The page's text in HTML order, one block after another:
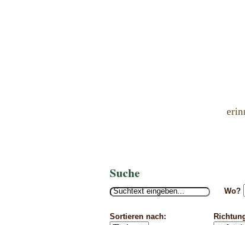
Suche
Wo?
Sortieren nach: